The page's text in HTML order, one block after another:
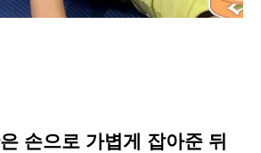
손으로 가볍게 잡아준 뒤